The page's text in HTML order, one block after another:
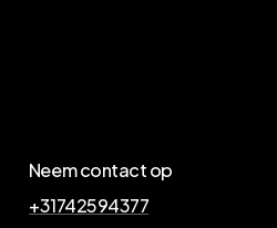
Neem contact op
+31742594377